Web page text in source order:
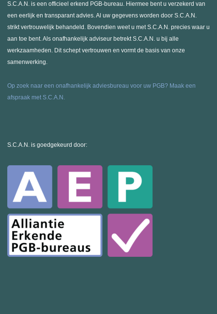
S.C.A.N. is een officieel erkend PGB-bureau. Hiermee bent u verzekerd van
een eerlijk en transparant advies. Al uw gegevens worden door S.C.A.N.
strikt vertrouwelijk behandeld. Bovendien weet u met S.C.A.N. precies waar u
aan toe bent. Als onafhankelijk adviseur betrekt S.C.A.N. u bij alle
werkzaamheden. Dit schept vertrouwen en vormt de basis van onze
samenwerking.
Op zoek naar een onafhankelijk adviesbureau voor uw PGB? Maak een
afspraak met S.C.A.N.
S.C.A.N. is goedgekeurd door: